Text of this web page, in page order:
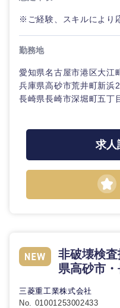
※ご経験、スキルにより
勤務地
愛知県名古屋市港区大江
兵庫県高砂市荒井町新浜
長崎県長崎市深堀町五丁
求人
非破壊検
県高砂市
三菱重工業株式会社
No. 01001253002433